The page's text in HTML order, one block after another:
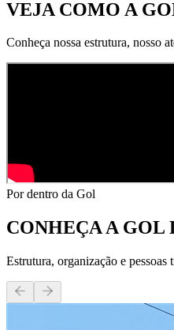
VEJA COMO A
Conheça nossa estrutura, nosso
Por dentro da Gol
CONHEÇA AGOL
Estrutura, organização e pessoas